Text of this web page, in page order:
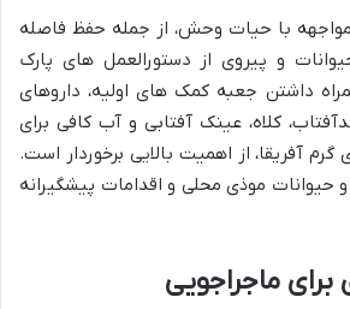
با حیات وحش، از جمله حفظ فاصله
و پیروی از دستورالعمل های پارک
داشتن جعبه کمک های اولیه، داروهای
کلاه، عینک آفتابی و آب کافی برای
آفریقا، از اهمیت بالایی برخوردار است.
حیوانات موذی محلی و اقدامات پیشگیرانه
ماجراجویی